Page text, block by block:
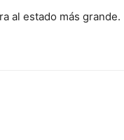
al estado más grande.